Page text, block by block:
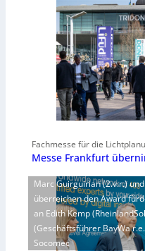
Fachmesse für die
Messe Frankfurt
Marc Guirguirian (2.v.r.)
überreichen den Award
an Edith Kemp
(Geschäftsführer BayWa
Socomec